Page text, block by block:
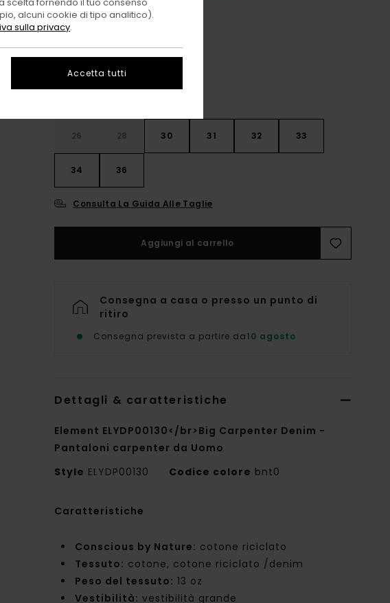
Mid Used
26 28 30 31 32 33
34 36
Consulta La Guida Alle Taglie
Aggiungi al carrello
Consegna a casa o presso un punto di
ritiro
Consegna prevista a partire da10 agosto
Dettagli & caratteristiche
Element ELYDP00130</br>Big Carpenter Denim -
Pantaloni carpenter da Uomo
Style ELYDP00130 Codice colore bnt0
Caratteristiche
Conscious by Nature: cotone riciclato
Tessuto: cotone, cotone riciclato /denim
Peso del tessuto: 13 oz
Vestibilità: vestibilità grande
alcuni cookie di tipo analitico).
sulla privacy.
Accetta tutti